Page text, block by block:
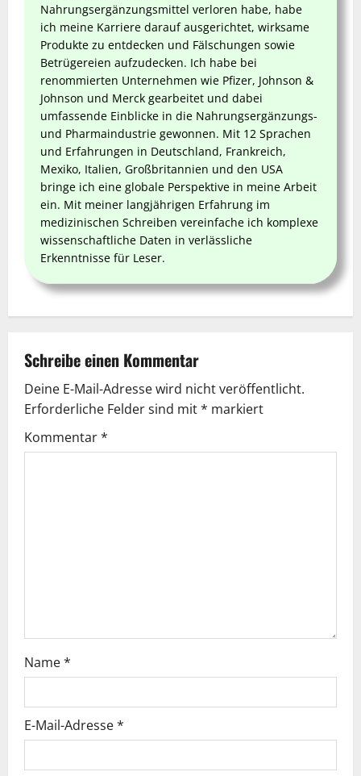
Nahrungsergänzungsmittel verloren habe, habe
ich meine Karriere darauf ausgerichtet, wirksame
Produkte zu entdecken und Fälschungen sowie
Betrügereien aufzudecken. Ich habe bei
renommierten Unternehmen wie Pfizer, Johnson &
Johnson und Merck gearbeitet und dabei
umfassende Einblicke in die Nahrungsergänzungs-
und Pharmaindustrie gewonnen. Mit 12 Sprachen
und Erfahrungen in Deutschland, Frankreich,
Mexiko, Italien, Großbritannien und den USA
bringe ich eine globale Perspektive in meine Arbeit
ein. Mit meiner langjährigen Erfahrung im
medizinischen Schreiben vereinfache ich komplexe
wissenschaftliche Daten in verlässliche
Erkenntnisse für Leser.
Schreibe einen Kommentar
Deine E-Mail-Adresse wird nicht veröffentlicht.
Erforderliche Felder sind mit* markiert
Kommentar*
Name*
E-Mail-Adresse*